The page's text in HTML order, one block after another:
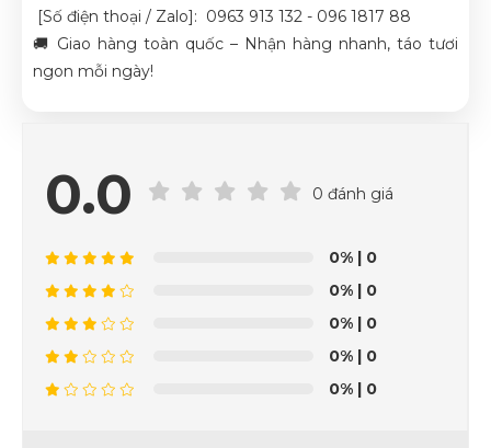
[Số điện thoại / Zalo]: 0963 913 132 - 096 1817 88
🚚 Giao hàng toàn quốc – Nhận hàng nhanh, táo tươi
ngon mỗi ngày!
0.0 0 đánh giá
0% | 0
0% | 0
0% | 0
0% | 0
0% | 0